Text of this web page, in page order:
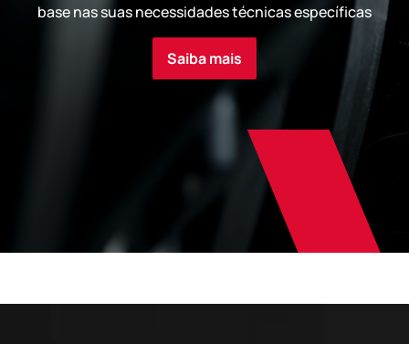
base nas suas necessidades técnicas específicas
Saiba mais